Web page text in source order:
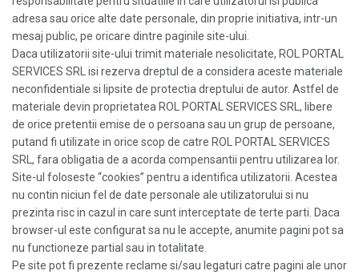
adresa sau orice alte date personale, din proprie initiativa, intr-un
mesaj public, pe oricare dintre paginile site-ului.
Daca utilizatorii site-ului trimit materiale nesolicitate, ROL PORTAL
SERVICES SRL isi rezerva dreptul de a considera aceste materiale
neconfidentiale si lipsite de protectia dreptului de autor. Astfel de
materiale devin proprietatea ROL PORTAL SERVICES SRL, libere
de orice pretentii emise de o persoana sau un grup de persoane,
putand fi utilizate in orice scop de catre ROL PORTAL SERVICES
SRL, fara obligatia de a acorda compensantii pentru utilizarea lor.
Site-ul foloseste “cookies” pentru a identifica utilizatorii. Acestea
nu contin niciun fel de date personale ale utilizatorului si nu
prezinta risc in cazul in care sunt interceptate de terte parti. Daca
browser-ul este configurat sa nu le accepte, anumite pagini pot sa
nu functioneze partial sau in totalitate.
Pe site pot fi prezente reclame si/sau legaturi catre pagini ale unor